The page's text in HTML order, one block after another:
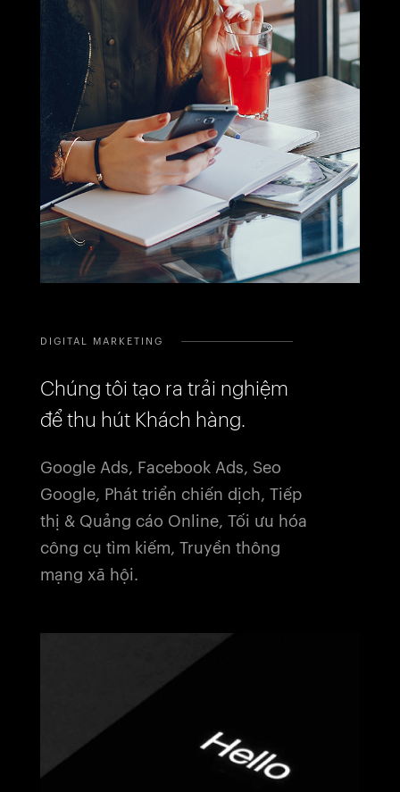
Trang chủ
Dự án04
Giới thiệu
Tạp chí
DIGITAL MARKETING
Chúng tôi tạo ra trải nghiệm
để thu hút Khách hàng.
Google Ads, Facebook Ads, Seo
Google, Phát triển chiến dịch, Tiếp
thị & Quảng cáo Online, Tối ưu hóa
công cụ tìm kiếm, Truyền thông
mạng xã hội.